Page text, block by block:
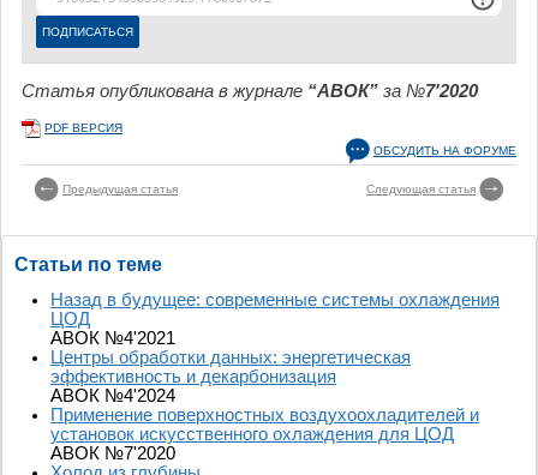
Статья опубликована в журнале “АВОК” за №7'2020
PDF ВЕРСИЯ
ОБСУДИТЬ НА ФОРУМЕ
Предыдущая статья Следующая статья
Статьи по теме
Назад в будущее: современные системы охлаждения
ЦОД
АВОК №4'2021
Центры обработки данных: энергетическая
эффективность и декарбонизация
АВОК №4'2024
Применение поверхностных воздухоохладителей и
установок искусственного охлаждения для ЦОД
АВОК №7'2020